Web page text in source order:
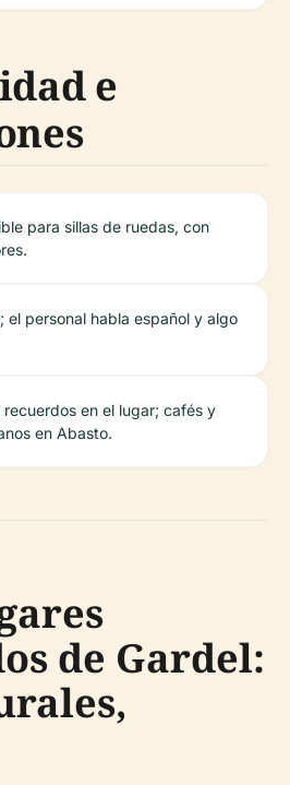
e
para sillas de ruedas, con
el personal habla español y algo
en el lugar; cafés y
en Abasto.
de Gardel: